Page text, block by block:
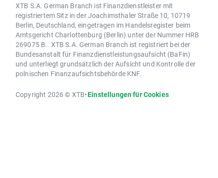
XTB S.A. German Branch ist Finanzdienstleister mit
registriertem Sitz in der Joachimsthaler Straße 10, 10719
Berlin, Deutschland, eingetragen im Handelsregister beim
Amtsgericht Charlottenburg (Berlin) unter der Nummer HRB
269075 B.. XTB S.A. German Branch ist registriert bei der
Bundesanstalt für Finanzdienstleistungsaufsicht (BaFin)
und unterliegt grundsätzlich der Aufsicht und Kontrolle der
polnischen Finanzaufsichtsbehörde KNF.
Copyright 2026 © XTB•Einstellungen für Cookies